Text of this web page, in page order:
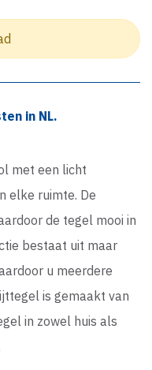
in NL.
met een licht
elke ruimte. De
de tegel mooi in
bestaat uit maar
u meerdere
is gemaakt van
in zowel huis als